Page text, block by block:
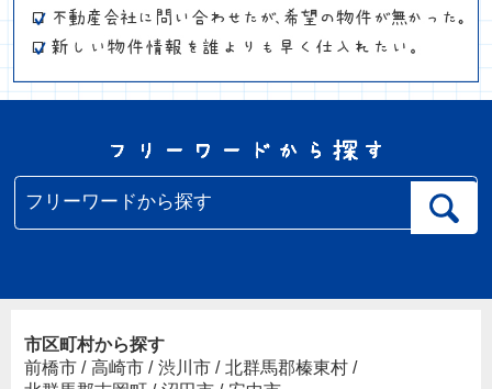
市区町村から探す
前橋市 / 高崎市 / 渋川市 / 北群馬郡榛東村 /